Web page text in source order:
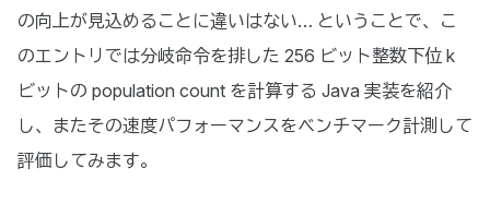
の向上が見込めることに違いはない… ということで、こ
のエントリでは分岐命令を排した 256 ビット整数下位 k
ビットの population count を計算する Java 実装を紹介
し、またその速度パフォーマンスをベンチマーク計測して
評価してみます。